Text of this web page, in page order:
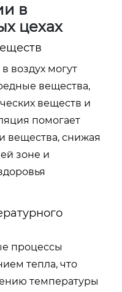
в
цехах
воздух могут
вещества,
веществ и
помогает
вещества, снижая
зоне и
процессы
тепла, что
температуры